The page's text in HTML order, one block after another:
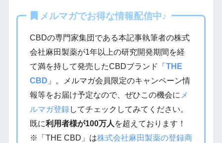
メルマガでお得な情報配信中♪
CBDの専門家集団である本記事執筆者の株式
会社麻田製薬が1年以上の研究開発期間を経
て満を持して発売したCBDブランド「 THE
CBD 」。メルマガ会員限定のキャンペーン情
報等をお届け予定なので、ぜひこの機会に メ
ルマガ登録してチェックしてみてください。
既に利用者様が100万人 を超えております！
※「THE CBD」は株式会社麻田製薬の登録商